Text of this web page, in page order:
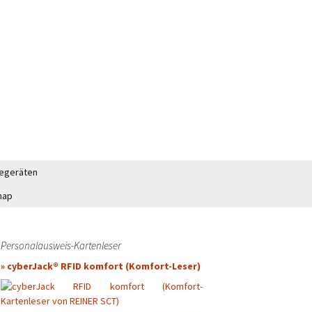
REINER SCT
SCT
Kartenleserhersteller KOBIL
Lesegeräthersteller CHERRY
Kartenleserhersteller FEIG ELECTRONIC
Personalausweis-Kartenleser
» cyberJack® RFID komfort (Komfort-Leser)